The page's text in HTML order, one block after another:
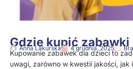
Gdzie kupić
Anna Lakurska 4 grudnia, 2025
Kupowanie zabawek dla dzieci to
uwagi, zarówno w kwestii jakości,